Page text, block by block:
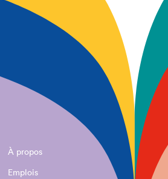
À propos
Emplois